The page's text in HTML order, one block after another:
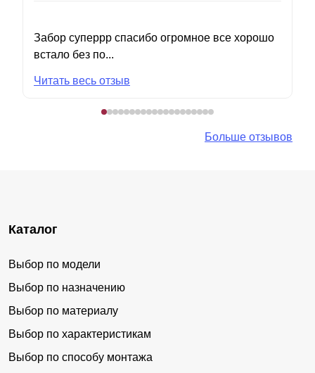
Забор суперрр спасибо огромное все хорошо
встало без по...
Читать весь отзыв
Больше отзывов
Каталог
Выбор по модели
Выбор по назначению
Выбор по материалу
Выбор по характеристикам
Выбор по способу монтажа